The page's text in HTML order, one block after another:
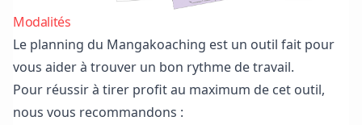
Modalités
Le planning du Mangakoaching est un outil fait pour
vous aider à trouver un bon rythme de travail.
Pour réussir à tirer profit au maximum de cet outil,
nous vous recommandons :